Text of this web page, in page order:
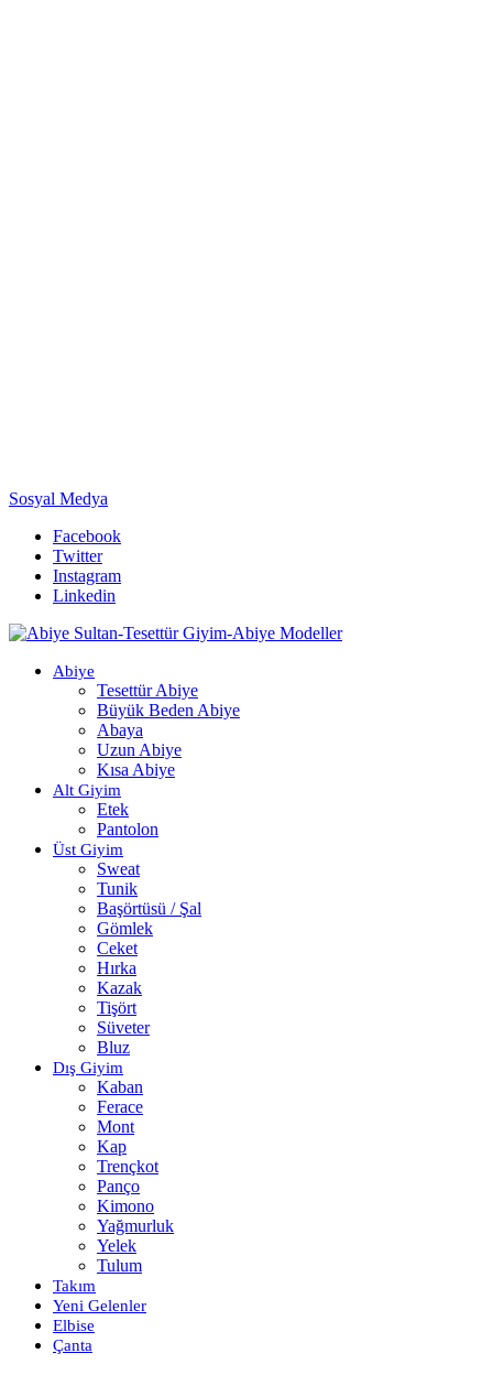
Sosyal Medya
Facebook
Twitter
Instagram
Linkedin
Abiye
Tesettür Abiye
Büyük Beden Abiye
Abaya
Uzun Abiye
Kısa Abiye
Alt Giyim
Etek
Pantolon
Üst Giyim
Sweat
Tunik
Başörtüsü / Şal
Gömlek
Ceket
Hırka
Kazak
Tişört
Süveter
Bluz
Dış Giyim
Kaban
Ferace
Mont
Kap
Trençkot
Panço
Kimono
Yağmurluk
Yelek
Tulum
Takım
Yeni Gelenler
Elbise
Çanta